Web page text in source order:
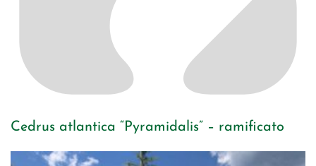
Cedrus atlantica “Pyramidalis” – ramificato